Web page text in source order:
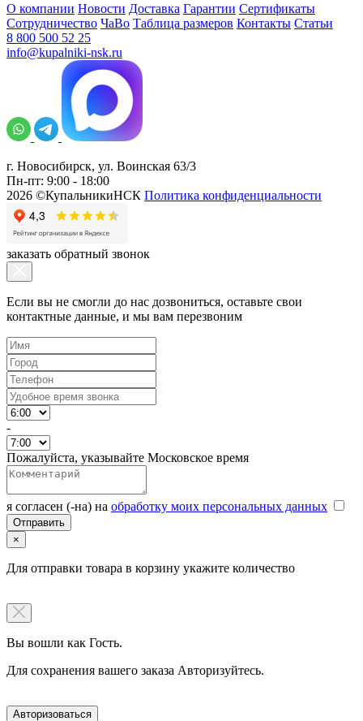
О компании Новости Доставка Гарантии Сертификаты
Сотрудничество ЧаВо Таблица размеров Контакты Статьи
8 800 500 52 25
info@kupalniki-nsk.ru
г. Новосибирск, ул. Воинская 63/3
Пн-пт: 9:00 - 18:00
2026 ©КупальникиНСК Политика конфиденциальности
заказать обратный звонок
Если вы не смогли до нас дозвониться, оставьте свои
контактные данные, и мы вам перезвоним
-
Пожалуйста, указывайте Московское время
я согласен (-на) на обработку моих персональных данных
×
Для отправки товара в корзину укажите количество
Вы вошли как Гость.
Для сохранения вашего заказа Авторизуйтесь.
Авторизоваться